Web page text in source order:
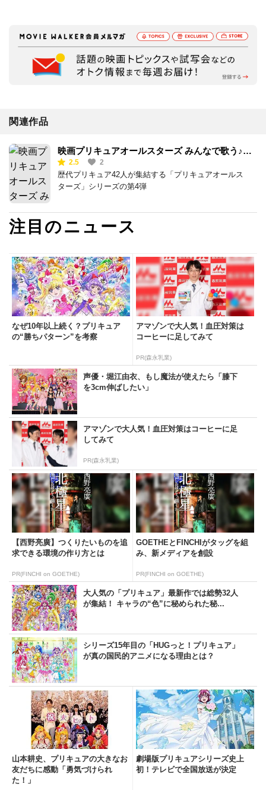
関連作品
映画プリキュアオールスターズ みんなで歌う♪奇
跡の魔法！
2.5 2
歴代プリキュア42人が集結する「プリキュアオールス
ターズ」シリーズの第4弾
注目のニュース
なぜ10年以上続く？プリキュア
の“勝ちパターン”を考察
アマゾンで大人気！血圧対策は
コーヒーに足してみて
PR(森永乳業)
声優・堀江由衣、もし魔法が使えたら「膝下
を3cm伸ばしたい」
アマゾンで大人気！血圧対策はコーヒーに足
してみて
PR(森永乳業)
【西野亮廣】つくりたいものを追
求できる環境の作り方とは
PR(FINCHI on GOETHE)
GOETHEとFINCHIがタッグを組
み、新メディアを創設
PR(FINCHI on GOETHE)
大人気の「プリキュア」最新作では総勢32人
が集結！ キャラの“色”に秘められた秘...
シリーズ15年目の「HUGっと！プリキュア」
が真の国民的アニメになる理由とは？
山本耕史、プリキュアの大きなお
友だちに感動「勇気づけられ
た！」
劇場版プリキュアシリーズ史上
初！テレビで全国放送が決定